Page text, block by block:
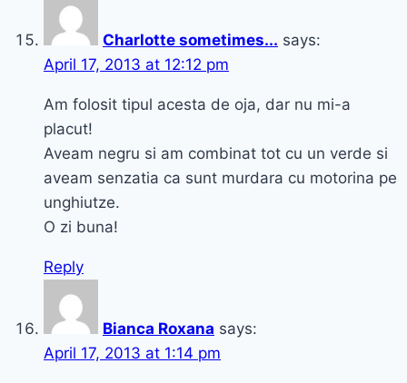
Charlotte sometimes... says:
April 17, 2013 at 12:12 pm
Am folosit tipul acesta de oja, dar nu mi-a
placut!
Aveam negru si am combinat tot cu un verde si
aveam senzatia ca sunt murdara cu motorina pe
unghiutze.
O zi buna!
Reply
Bianca Roxana says:
April 17, 2013 at 1:14 pm